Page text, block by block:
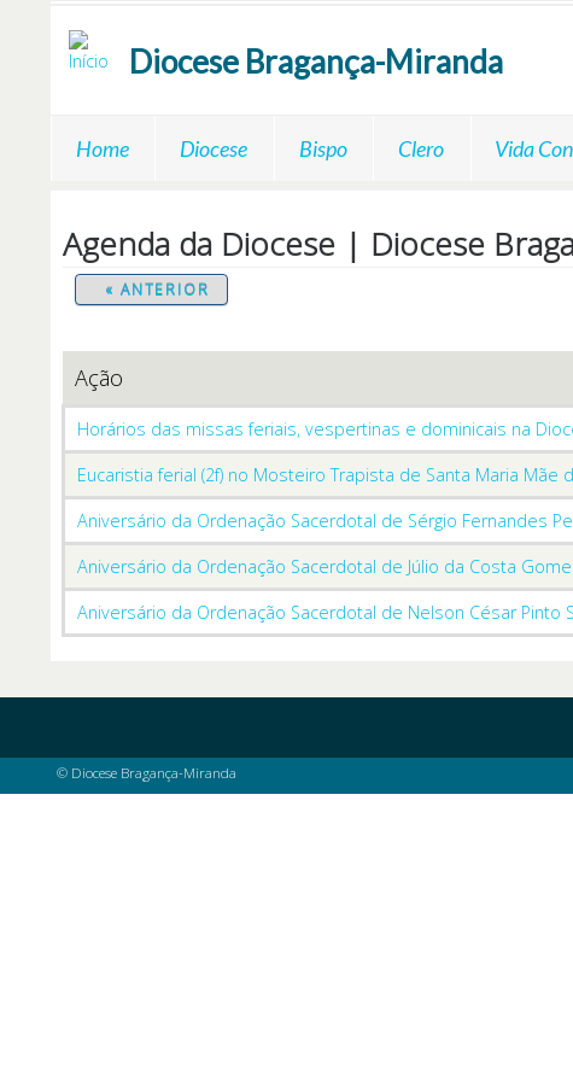
Diocese Bragança-Miranda
Home Diocese Bispo Clero Vida
Agenda da Diocese | Diocese
« ANTERIOR
Ação
Horários das missas feriais, vespertinas e dominicais na
Eucaristia ferial (2f) no Mosteiro Trapista de Santa Maria Mãe
Aniversário da Ordenação Sacerdotal de Sérgio Fernandes
Aniversário da Ordenação Sacerdotal de Júlio da Costa
Aniversário da Ordenação Sacerdotal de Nelson César Pinto
© Diocese Bragança-Miranda